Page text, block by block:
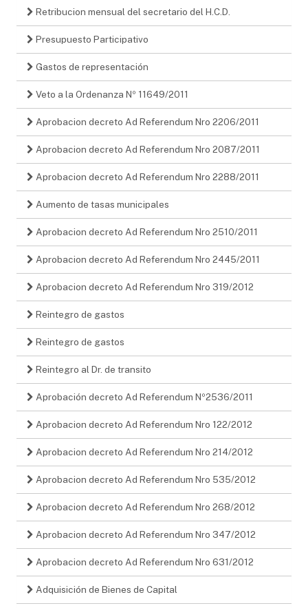
Retribucion mensual del secretario del H.C.D.
Presupuesto Participativo
Gastos de representación
Veto a la Ordenanza Nº 11649/2011
Aprobacion decreto Ad Referendum Nro 2206/2011
Aprobacion decreto Ad Referendum Nro 2087/2011
Aprobacion decreto Ad Referendum Nro 2288/2011
Aumento de tasas municipales
Aprobacion decreto Ad Referendum Nro 2510/2011
Aprobacion decreto Ad Referendum Nro 2445/2011
Aprobacion decreto Ad Referendum Nro 319/2012
Reintegro de gastos
Reintegro de gastos
Reintegro al Dr. de transito
Aprobación decreto Ad Referendum Nº2536/2011
Aprobacion decreto Ad Referendum Nro 122/2012
Aprobacion decreto Ad Referendum Nro 214/2012
Aprobacion decreto Ad Referendum Nro 535/2012
Aprobacion decreto Ad Referendum Nro 268/2012
Aprobacion decreto Ad Referendum Nro 347/2012
Aprobacion decreto Ad Referendum Nro 631/2012
Adquisición de Bienes de Capital